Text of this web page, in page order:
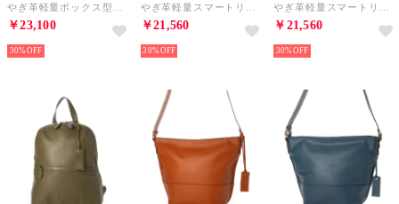
やぎ革軽量ボックス型リュック （KA）
￥23,100
30%
やぎ革軽量スマートリュック （BE）
￥21,560
30%
やぎ革軽量スマートリュック （CM）
￥21,560
30%